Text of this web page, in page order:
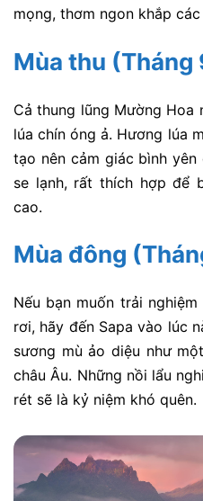
mọng, thơm ngon khắp
Mùa thu (Tháng
Cả thung lũng Mường
lúa chín óng ả. Hương lúa
tạo nên cảm giác bình
se lạnh, rất thích hợp để
cao.
Mùa đông
Nếu bạn muốn trải
rơi, hãy đến Sapa vào lúc
sương mù ảo diệu như
châu Âu. Những nồi lẩu
rét sẽ là kỷ niệm khó quên.